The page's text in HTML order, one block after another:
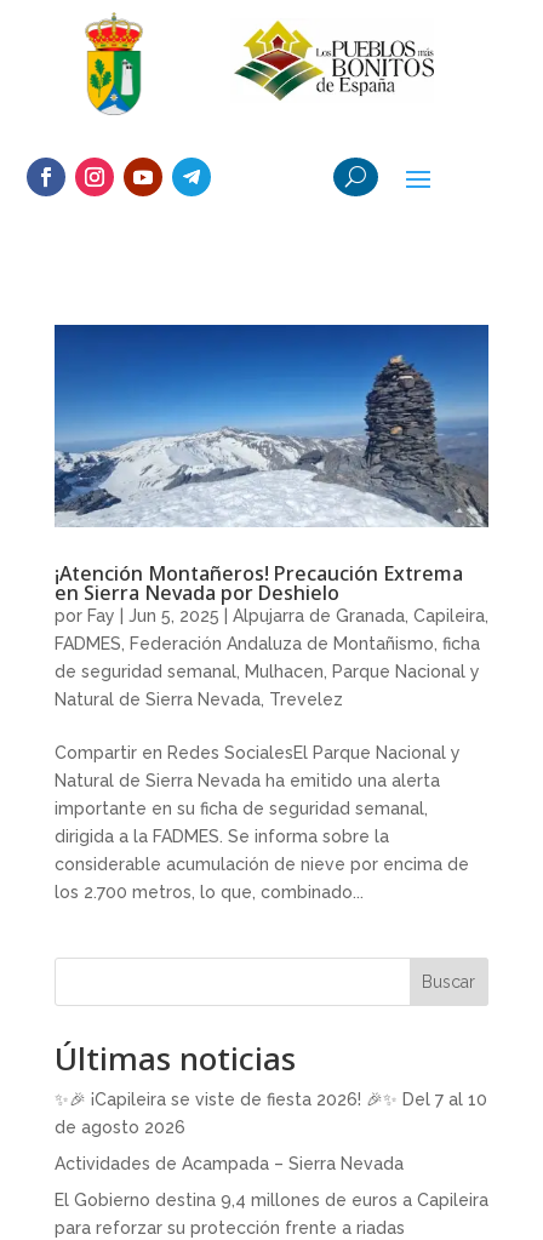
¡Atención Montañeros! Precaución Extrema
en Sierra Nevada por Deshielo
por Fay Jun 5, 2025 Alpujarra de Granada, Capileira,
FADMES, Federación Andaluza de Montañismo, ficha
de seguridad semanal, Mulhacen, Parque Nacional y
Natural de Sierra Nevada, Trevelez
Compartir en Redes SocialesEl Parque Nacional y
Natural de Sierra Nevada ha emitido una alerta
importante en su ficha de seguridad semanal,
dirigida a la FADMES. Se informa sobre la
considerable acumulación de nieve por encima de
los 2.700 metros, lo que, combinado...
Buscar
Últimas noticias
✨🎉 ¡Capileira se viste de fiesta 2026! 🎉✨ Del 7 al 10
de agosto 2026
Actividades de Acampada – Sierra Nevada
El Gobierno destina 9,4 millones de euros a Capileira
para reforzar su protección frente a riadas